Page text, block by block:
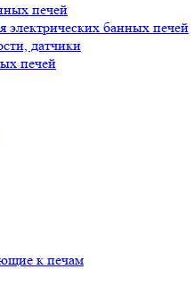
печей
банных печей
датчики
печей
к печам